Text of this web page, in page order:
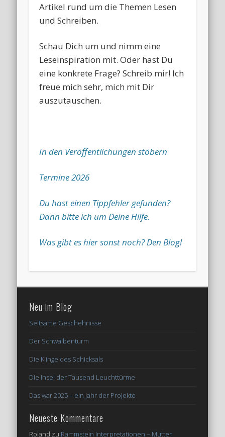
Artikel rund um die Themen Lesen
und Schreiben.
Schau Dich um und nimm eine
Leseinspiration mit. Oder hast Du
eine konkrete Frage? Schreib mir! Ich
freue mich sehr, mich mit Dir
auszutauschen.
In den Veröffentlichungen stöbern
Termine 2026
Du hast einen Tippfehler gefunden?
Dann bitte ich um Deine Hilfe.
Was gibt es hier sonst noch? Den Blog!
Neu im Blog
Seltsame Geschehnisse
Der Schwalbenturm
Die Klinge des Schicksals
Die Insel der Tausend Leuchttürme
Das war 2025 – ein Jahr der Projekte
Neueste Kommentare
Roland zu Rammstein Interpretationen – Mutter